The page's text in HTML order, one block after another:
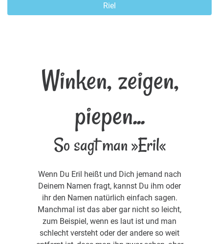
Riel
Winken, zeigen,
piepen...
So sagt man »Eril«
Wenn Du Eril heißt und Dich jemand nach
Deinem Namen fragt, kannst Du ihm oder
ihr den Namen natürlich einfach sagen.
Manchmal ist das aber gar nicht so leicht,
zum Beispiel, wenn es laut ist und man
schlecht versteht oder der andere so weit